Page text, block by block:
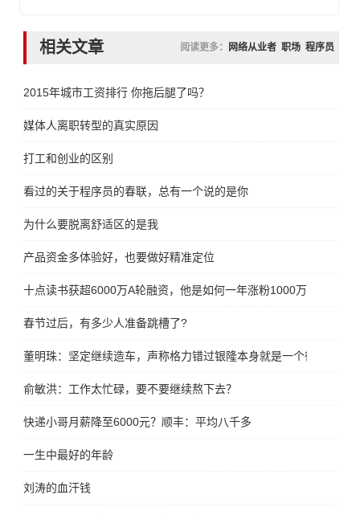
相关文章 阅读更多： 网络从业者 职场 程序员
2015年城市工资排行 你拖后腿了吗？
媒体人离职转型的真实原因
打工和创业的区别
看过的关于程序员的春联，总有一个说的是你
为什么要脱离舒适区的是我
产品资金多体验好，也要做好精准定位
十点读书获超6000万A轮融资，他是如何一年涨粉1000万
春节过后，有多少人准备跳槽了?
董明珠：坚定继续造车，声称格力错过银隆本身就是一个很大的遗
俞敏洪：工作太忙碌，要不要继续熬下去？
快递小哥月薪降至6000元？顺丰：平均八千多
一生中最好的年龄
刘涛的血汗钱